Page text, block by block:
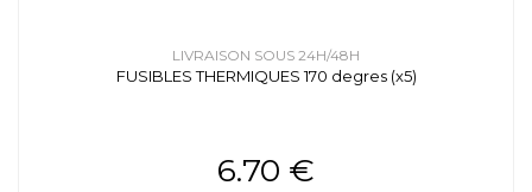
LIVRAISON SOUS 24H/48H
FUSIBLES THERMIQUES 170 degres (x5)
6.70 €